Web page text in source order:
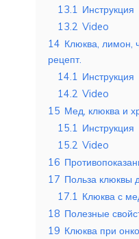
13.1 Инструкция
13.2 Video
14 Клюква, лимон,
рецепт.
14.1 Инструкция
14.2 Video
15 Мед, клюква и
15.1 Инструкция
15.2 Video
16
17 Польза клюквы
17.1 Клюква с
18 Полезные
19 Клюква при